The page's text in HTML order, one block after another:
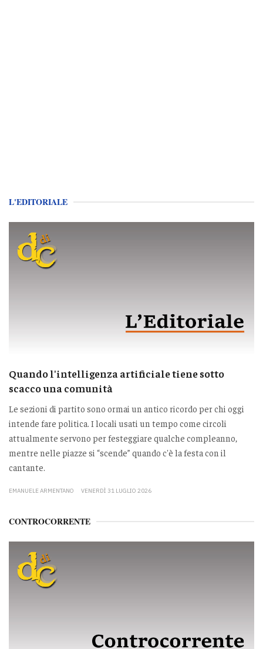
L'EDITORIALE
Quando l'intelligenza artificiale tiene sotto
scacco una comunità
Le sezioni di partito sono ormai un antico ricordo per chi oggi
intende fare politica. I locali usati un tempo come circoli
attualmente servono per festeggiare qualche compleanno,
mentre nelle piazze si “scende” quando c'è la festa con il
cantante.
EMANUELE ARMENTANO VENERDÌ 31 LUGLIO 2026
CONTROCORRENTE